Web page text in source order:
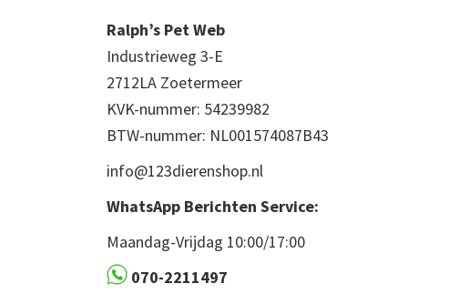
Ralph’s Pet Web
Industrieweg 3-E
2712LA Zoetermeer
KVK-nummer: 54239982
BTW-nummer: NL001574087B43
info@123dierenshop.nl
WhatsApp Berichten Service:
Maandag-Vrijdag 10:00/17:00
070-2211497